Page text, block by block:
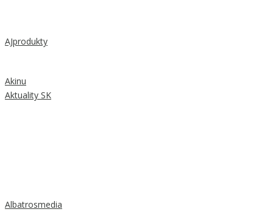
AJprodukty
Akinu
Aktuality SK
Albatrosmedia